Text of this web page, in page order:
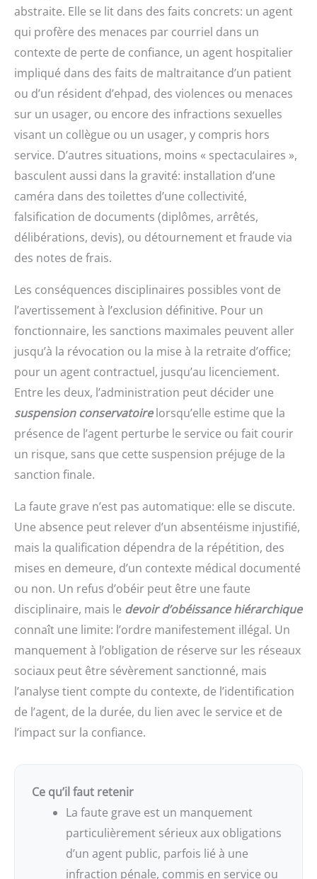
abstraite. Elle se lit dans des faits concrets: un agent
qui profère des menaces par courriel dans un
contexte de perte de confiance, un agent hospitalier
impliqué dans des faits de maltraitance d’un patient
ou d’un résident d’ehpad, des violences ou menaces
sur un usager, ou encore des infractions sexuelles
visant un collègue ou un usager, y compris hors
service. D’autres situations, moins « spectaculaires »,
basculent aussi dans la gravité: installation d’une
caméra dans des toilettes d’une collectivité,
falsification de documents (diplômes, arrêtés,
délibérations, devis), ou détournement et fraude via
des notes de frais.
Les conséquences disciplinaires possibles vont de
l’avertissement à l’exclusion définitive. Pour un
fonctionnaire, les sanctions maximales peuvent aller
jusqu’à la révocation ou la mise à la retraite d’office;
pour un agent contractuel, jusqu’au licenciement.
Entre les deux, l’administration peut décider une
suspension conservatoirelorsqu’elle estime que la
présence de l’agent perturbe le service ou fait courir
un risque, sans que cette suspension préjuge de la
sanction finale.
La faute grave n’est pas automatique: elle se discute.
Une absence peut relever d’un absentéisme injustifié,
mais la qualification dépendra de la répétition, des
mises en demeure, d’un contexte médical documenté
ou non. Un refus d’obéir peut être une faute
disciplinaire, mais le devoir d’obéissance hiérarchique
connaît une limite: l’ordre manifestement illégal. Un
manquement à l’obligation de réserve sur les réseaux
sociaux peut être sévèrement sanctionné, mais
l’analyse tient compte du contexte, de l’identification
de l’agent, de la durée, du lien avec le service et de
l’impact sur la confiance.
Ce qu’il faut retenir
La faute grave est un manquement
particulièrement sérieux aux obligations
d’un agent public, parfois lié à une
infraction pénale, commis en service ou